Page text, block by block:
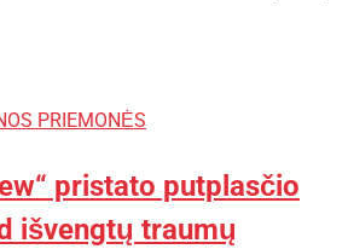
PRIEMONĖS
pristato putplasčio
išvengtų traumų